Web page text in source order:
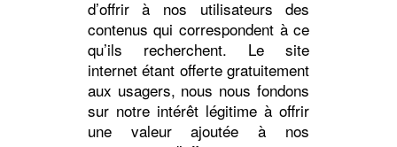
d’offrir à nos utilisateurs des
contenus qui correspondent à ce
qu’ils recherchent. Le site
internet étant offerte gratuitement
aux usagers, nous nous fondons
sur notre intérêt légitime à offrir
une valeur ajoutée à nos